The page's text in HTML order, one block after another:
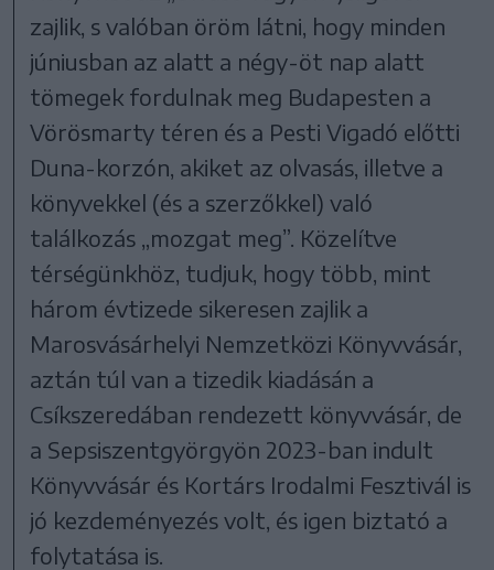
zajlik, s valóban öröm látni, hogy minden
júniusban az alatt a négy-öt nap alatt
tömegek fordulnak meg Budapesten a
Vörösmarty téren és a Pesti Vigadó előtti
Duna-korzón, akiket az olvasás, illetve a
könyvekkel (és a szerzőkkel) való
találkozás „mozgat meg”. Közelítve
térségünkhöz, tudjuk, hogy több, mint
három évtizede sikeresen zajlik a
Marosvásárhelyi Nemzetközi Könyvvásár,
aztán túl van a tizedik kiadásán a
Csíkszeredában rendezett könyvvásár, de
a Sepsiszentgyörgyön 2023-ban indult
Könyvvásár és Kortárs Irodalmi Fesztivál is
jó kezdeményezés volt, és igen biztató a
folytatása is.